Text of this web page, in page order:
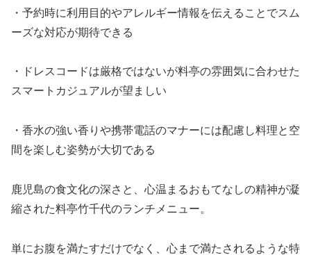
・予約時に利用目的やアレルギー情報を伝えることでスム
ーズな対応が期待できる
・ドレスコードは厳格ではないが料亭の雰囲気に合わせた
スマートカジュアルが望ましい
・香水の強い香りや携帯電話のマナーには配慮し料理と空
間を楽しむ姿勢が大切である
鹿児島の食文化の深さと、心温まるおもてなしの精神が凝
縮された料亭竹千代のランチメニュー。
単にお腹を満たすだけでなく、心まで満たされるような特